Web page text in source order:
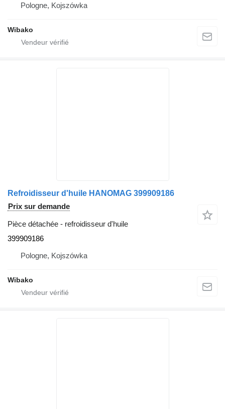
Pologne, Kojszówka
Wibako
Refroidisseur d'huile HANOMAG 399909186
Prix sur demande
Pièce détachée - refroidisseur d'huile
399909186
Pologne, Kojszówka
Wibako